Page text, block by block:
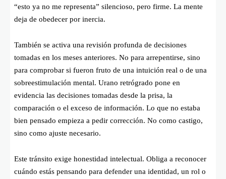
“esto ya no me representa” silencioso, pero firme. La mente
deja de obedecer por inercia.
También se activa una revisión profunda de decisiones
tomadas en los meses anteriores. No para arrepentirse, sino
para comprobar si fueron fruto de una intuición real o de una
sobreestimulación mental. Urano retrógrado pone en
evidencia las decisiones tomadas desde la prisa, la
comparación o el exceso de información. Lo que no estaba
bien pensado empieza a pedir corrección. No como castigo,
sino como ajuste necesario.
Este tránsito exige honestidad intelectual. Obliga a reconocer
cuándo estás pensando para defender una identidad, un rol o